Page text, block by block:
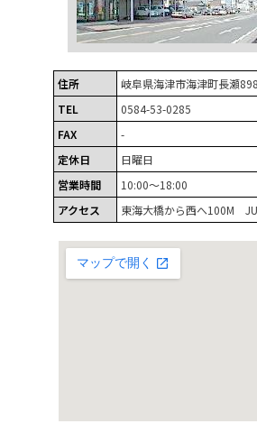
住所
岐阜県海津市海津町長瀬898
TEL
0584-53-0285
FAX
-
定休日
日曜日
営業時間
10:00～18:00
アクセス
東海大橋から西へ100M